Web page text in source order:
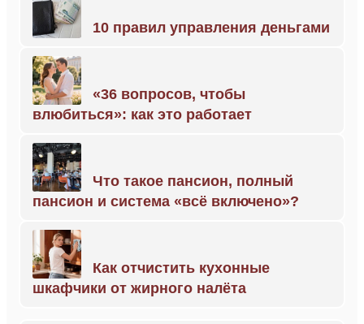
10 правил управления деньгами
«36 вопросов, чтобы
влюбиться»: как это работает
Что такое пансион, полный
пансион и система «всё включено»?
Как отчистить кухонные
шкафчики от жирного налёта